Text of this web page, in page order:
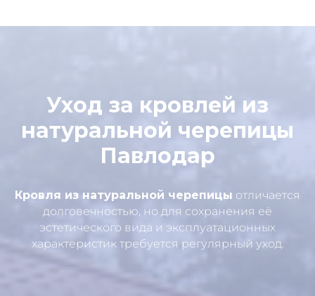
Уход за кровлей из
натуральной черепицы
Павлодар
Кровля из натуральной черепицы отличается
долговечностью, но для сохранения её
эстетического вида и эксплуатационных
характеристик требуется регулярный уход.